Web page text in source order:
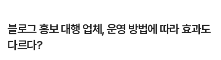
블로그 홍보 대행 업체, 운영 방법에 따라 효과도
다르다?